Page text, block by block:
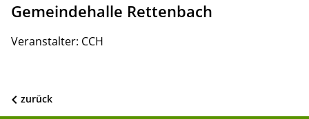
Gemeindehalle Rettenbach
Veranstalter: CCH
zurück